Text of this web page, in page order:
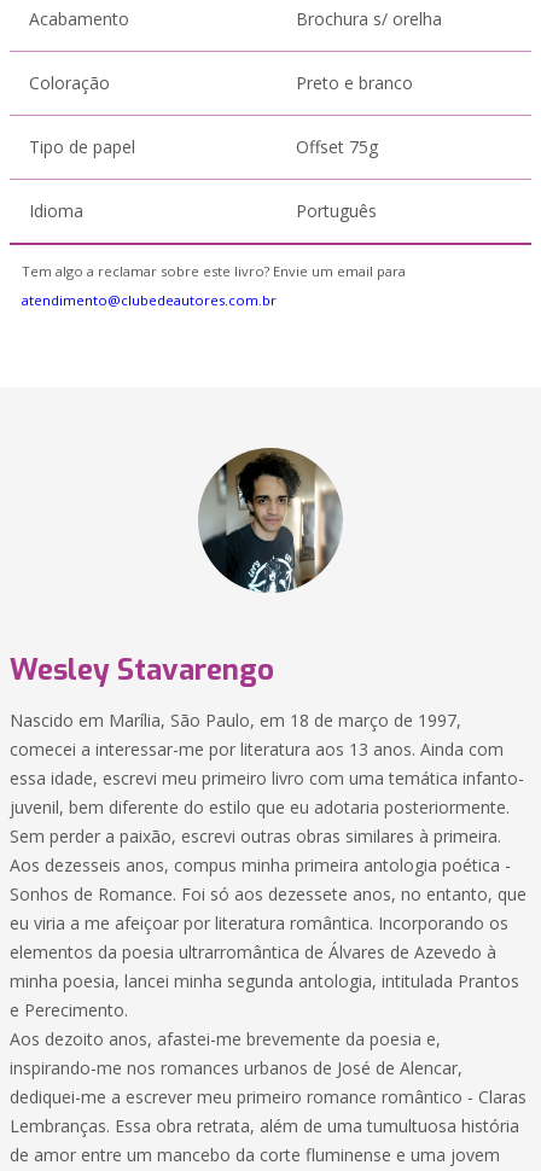
Acabamento Brochura s/ orelha
Coloração Preto e branco
Tipo de papel Offset 75g
Idioma Português
Tem algo a reclamar sobre este livro? Envie um email para
atendimento@clubedeautores.com.br
Wesley Stavarengo
Nascido em Marília, São Paulo, em 18 de março de 1997,
comecei a interessar-me por literatura aos 13 anos. Ainda com
essa idade, escrevi meu primeiro livro com uma temática infanto-
juvenil, bem diferente do estilo que eu adotaria posteriormente.
Sem perder a paixão, escrevi outras obras similares à primeira.
Aos dezesseis anos, compus minha primeira antologia poética -
Sonhos de Romance. Foi só aos dezessete anos, no entanto, que
eu viria a me afeiçoar por literatura romântica. Incorporando os
elementos da poesia ultrarromântica de Álvares de Azevedo à
minha poesia, lancei minha segunda antologia, intitulada Prantos
e Perecimento.
Aos dezoito anos, afastei-me brevemente da poesia e,
inspirando-me nos romances urbanos de José de Alencar,
dediquei-me a escrever meu primeiro romance romântico - Claras
Lembranças. Essa obra retrata, além de uma tumultuosa história
de amor entre um mancebo da corte fluminense e uma jovem